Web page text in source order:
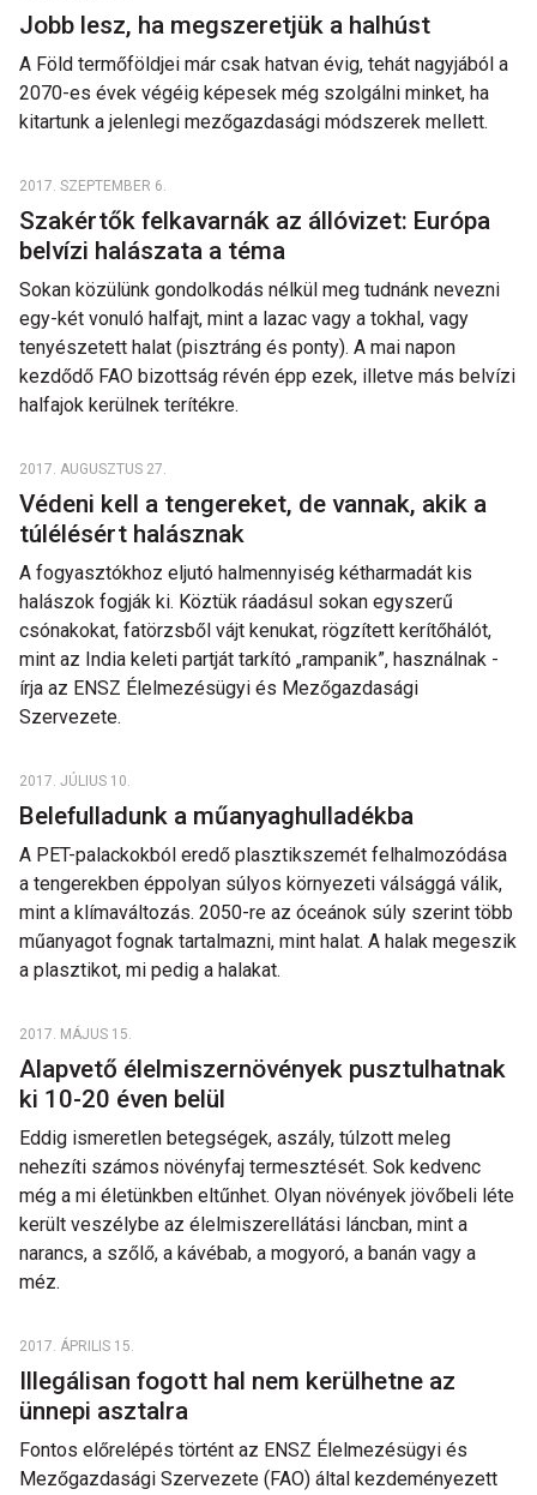
Jobb lesz, ha megszeretjük a halhúst
A Föld termőföldjei már csak hatvan évig, tehát nagyjából a
2070-es évek végéig képesek még szolgálni minket, ha
kitartunk a jelenlegi mezőgazdasági módszerek mellett.
2017. SZEPTEMBER 6.
Szakértők felkavarnák az állóvizet: Európa
belvízi halászata a téma
Sokan közülünk gondolkodás nélkül meg tudnánk nevezni
egy-két vonuló halfajt, mint a lazac vagy a tokhal, vagy
tenyészetett halat (pisztráng és ponty). A mai napon
kezdődő FAO bizottság révén épp ezek, illetve más belvízi
halfajok kerülnek terítékre.
2017. AUGUSZTUS 27.
Védeni kell a tengereket, de vannak, akik a
túlélésért halásznak
A fogyasztókhoz eljutó halmennyiség kétharmadát kis
halászok fogják ki. Köztük ráadásul sokan egyszerű
csónakokat, fatörzsből vájt kenukat, rögzített kerítőhálót,
mint az India keleti partját tarkító „rampanik”, használnak -
írja az ENSZ Élelmezésügyi és Mezőgazdasági
Szervezete.
2017. JÚLIUS 10.
Belefulladunk a műanyaghulladékba
A PET-palackokból eredő plasztikszemét felhalmozódása
a tengerekben éppolyan súlyos környezeti válsággá válik,
mint a klímaváltozás. 2050-re az óceánok súly szerint több
műanyagot fognak tartalmazni, mint halat. A halak megeszik
a plasztikot, mi pedig a halakat.
2017. MÁJUS 15.
Alapvető élelmiszernövények pusztulhatnak
ki 10-20 éven belül
Eddig ismeretlen betegségek, aszály, túlzott meleg
nehezíti számos növényfaj termesztését. Sok kedvenc
még a mi életünkben eltűnhet. Olyan növények jövőbeli léte
került veszélybe az élelmiszerellátási láncban, mint a
narancs, a szőlő, a kávébab, a mogyoró, a banán vagy a
méz.
2017. ÁPRILIS 15.
Illegálisan fogott hal nem kerülhetne az
ünnepi asztalra
Fontos előrelépés történt az ENSZ Élelmezésügyi és
Mezőgazdasági Szervezete (FAO) által kezdeményezett